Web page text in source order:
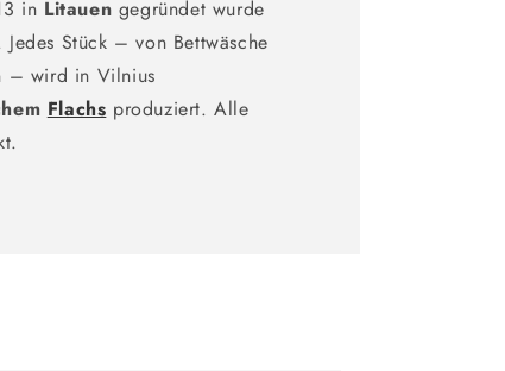
in Litauen gegründet wurde
Stück – von Bettwäsche
– wird in Vilnius
Flachs produziert. Alle